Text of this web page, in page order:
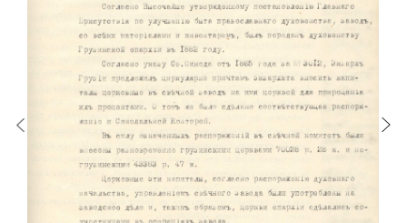
ᲤᲐᲘᲚᲘ
ᲤᲐᲘᲚᲘ 27
ᲤᲐᲘᲚᲘ 28
ᲤᲐᲘᲚᲘ 29
ᲤᲐᲘᲚᲘ 30
ᲤᲐᲘᲚᲘ